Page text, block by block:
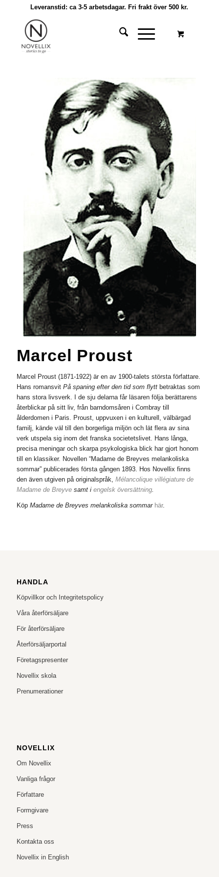
Leveranstid: ca 3-5 arbetsdagar. Fri frakt över 500 kr.
Marcel Proust
Marcel Proust (1871-1922) är en av 1900-talets största författare.
Hans romansvit På spaning efter den tid som flyttbetraktas som
hans stora livsverk. I de sju delarna får läsaren följa berättarens
återblickar på sitt liv, från barndomsåren i Combray till
ålderdomen i Paris. Proust, uppvuxen i en kulturell, välbärgad
familj, kände väl till den borgerliga miljön och lät flera av sina
verk utspela sig inom det franska societetslivet. Hans långa,
precisa meningar och skarpa psykologiska blick har gjort honom
till en klassiker. Novellen “Madame de Breyves melankoliska
sommar” publicerades första gången 1893. Hos Novellix finns
den även utgiven på originalspråk, Mélancolique villégiature de
Madame de Breyvesamt i engelsk översättning.
Köp Madame de Breyves melankoliska sommar här.
HANDLA
Köpvillkor och Integritetspolicy
Våra återförsäljare
För återförsäljare
Återförsäljarportal
Företagspresenter
Novellix skola
Prenumerationer
NOVELLIX
Om Novellix
Vanliga frågor
Författare
Formgivare
Press
Kontakta oss
Novellix in English